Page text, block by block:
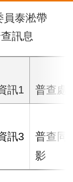
員泰淞帶
訊息
訊1 普查處
訊3
普查同
影